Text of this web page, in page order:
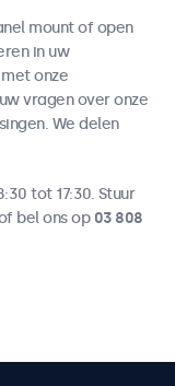
mount of open
in uw
onze
vragen over onze
We delen
tot 17:30. Stuur
bel ons op 03 808